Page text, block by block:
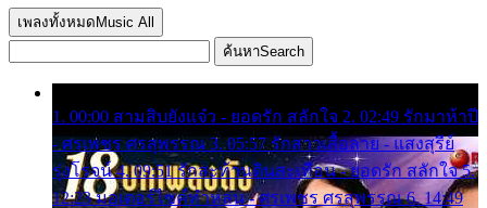
เพลงทั้งหมด Music All
ค้นหาSearch
1. 00:00 สามสิบยังแจ๋ว - ยอดรัก สลักใจ 2. 02:49 รักมาห้าปี
- ศรเพชร ศรสุพรรณ 3. 05:57 รักสาวเสื้อลาย - แสงสุรีย์
รุ่งโรจน์ 4. 09:51 รักสะท้านดินสะเทือน - ยอดรัก สลักใจ 5.
12:23 มอเตอร์ไซค์ทำหล่น - ศรเพชร ศรสุพรรณ 6. 14:49